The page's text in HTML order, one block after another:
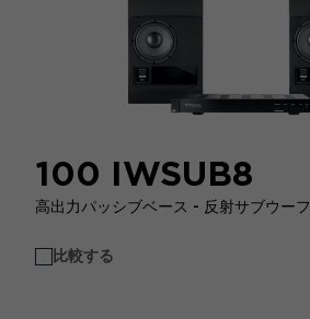
100 IWSUB8
高出力パッシブベース - 反射サブウー
比較する